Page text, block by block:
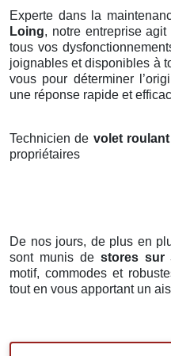
Experte dans la
Loing, notre entreprise agit
tous vos
joignables et disponibles à
vous pour déterminer
une réponse rapide et
Technicien de volet
propriétaires
De nos jours, de plus en
sont munis de stores sur
motif, commodes et
tout en vous apportant un